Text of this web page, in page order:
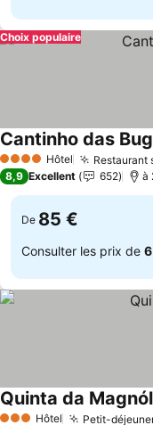
Choix populaire
4 Étoiles Hôtel Restaurant
Cantinho das
8,9 Excellent 652 à
De 85 €
Consulter les prix de
Hôtel Petit-
Quinta da